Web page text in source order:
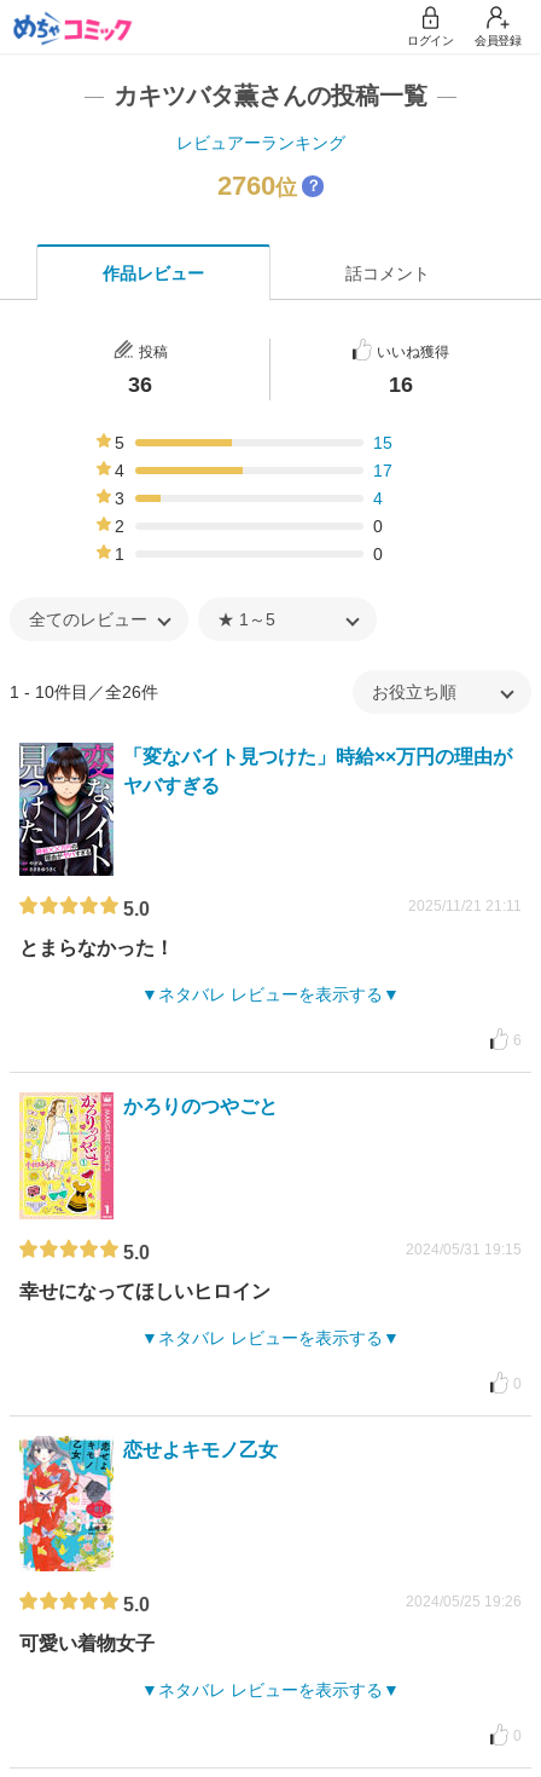
ログイン 会員登録
カキツバタ薫さんの投稿一覧
レビュアーランキング
2760位 ？
作品レビュー 話コメント
投稿
36
いいね獲得
16
5
15
4
17
3
4
2
0
1
0
1 - 10件目／全26件
「変なバイト見つけた」時給××万円の理由が
ヤバすぎる
5.0 2025/11/21 21:11
とまらなかった！
ネタバレ レビューを表示する
6
かろりのつやごと
5.0 2024/05/31 19:15
幸せになってほしいヒロイン
ネタバレ レビューを表示する
0
恋せよキモノ乙女
5.0 2024/05/25 19:26
可愛い着物女子
ネタバレ レビューを表示する
0